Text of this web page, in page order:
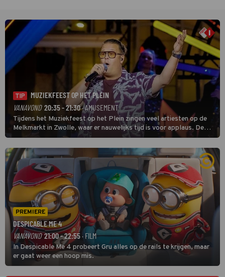
TIP
MUZIEKFEEST OP HET PLEIN
VANAVOND 20:35 - 21:30· AMUSEMENT
Tijdens het Muziekfeest op het Plein zingen veel artiesten op de
Melkmarkt in Zwolle, waar er nauwelijks tijd is voor applaus. De
grootste namen zijn André Hazes, Jannes, René Froger en
natuurlijk Rutger van Barneveld met zijn hit Zwoele Zomernachten.
PREMIERE
DESPICABLE ME 4
VANAVOND 21:00 - 22:55 · FILM
In Despicable Me 4 probeert Gru alles op de rails te krijgen, maar
er gaat weer een hoop mis.